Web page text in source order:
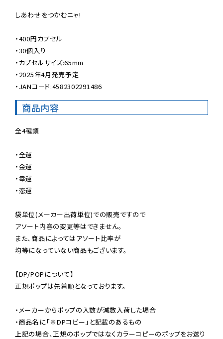
しあわせをつかむニャ!
・400円カプセル
・30個入り
・カプセルサイズ:65mm
・2025年4月発売予定
・JANコード:4582302291486
商品内容
全4種類
・全運
・金運
・幸運
・恋運
袋単位(メーカー出荷単位)での販売ですので
アソート内容の変更等はできません。
また、商品によってはアソート比率が
均等になっていない商品もございます。
【DP/POPについて】
正規ポップは先着順となっております。
・メーカーからポップの入数が減数入荷した場合
・商品名に「※DPコピー」と記載のあるもの
上記の場合、正規のポップではなくカラーコピーのポップをお送り